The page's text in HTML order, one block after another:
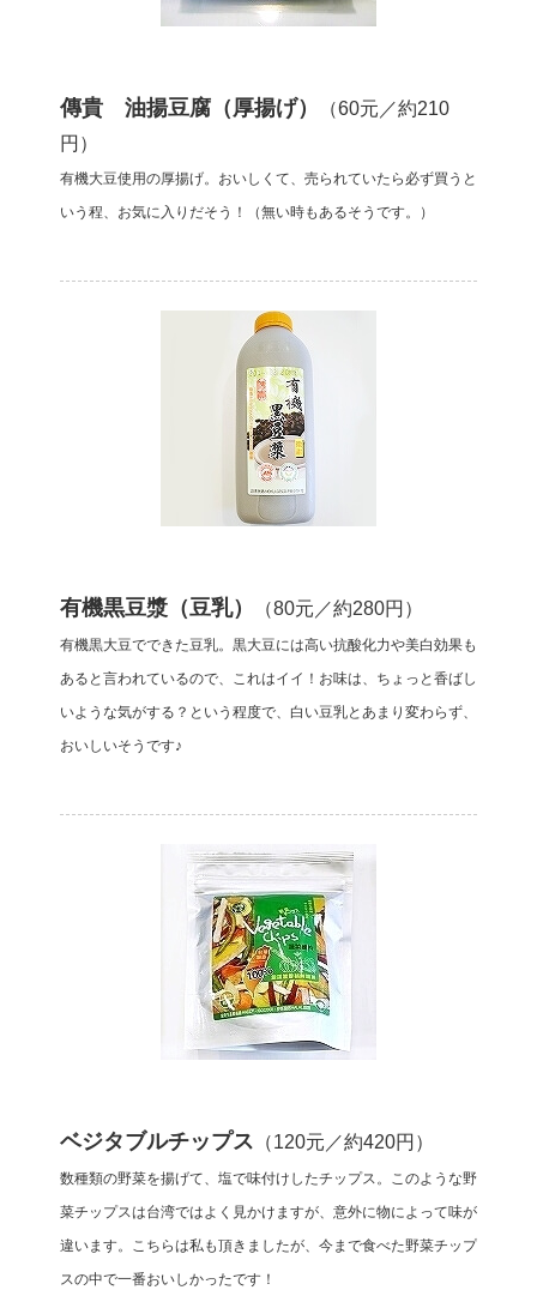
傳貴 油揚豆腐（厚揚げ）
（60元／約210
円）
有機大豆使用の厚揚げ。おいしくて、売られていたら必ず買うと
いう程、お気に入りだそう！（無い時もあるそうです。）
有機黒豆漿（豆乳） （80元／約280円）
有機黒大豆でできた豆乳。黒大豆には高い抗酸化力や美白効果も
あると言われているので、これはイイ！お味は、ちょっと香ばし
いような気がする？という程度で、白い豆乳とあまり変わらず、
おいしいそうです♪
ベジタブルチップス （120元／約420円）
数種類の野菜を揚げて、塩で味付けしたチップス。このような野
菜チップスは台湾ではよく見かけますが、意外に物によって味が
違います。こちらは私も頂きましたが、今まで食べた野菜チップ
スの中で一番おいしかったです！